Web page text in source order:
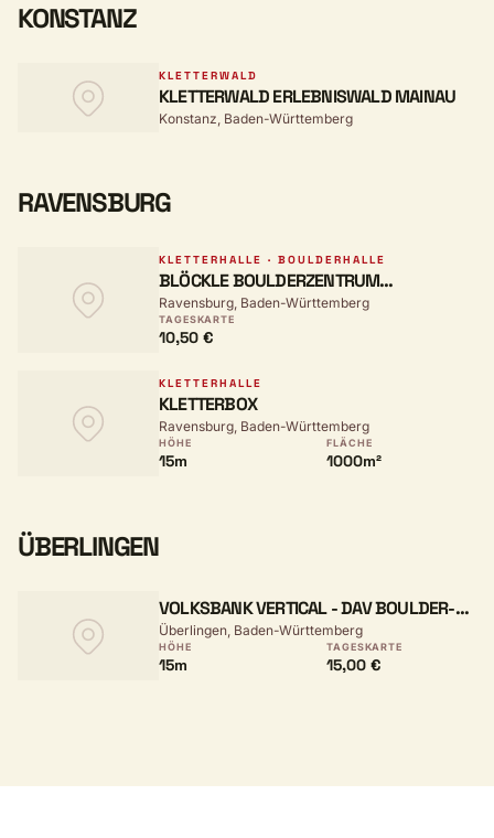
KONSTANZ
KLETTERWALD
KLETTERWALD ERLEBNISWALD MAINAU
Konstanz, Baden-Württemberg
RAVENSBURG
KLETTERHALLE · BOULDERHALLE
BLÖCKLE BOULDERZENTRUM
RAVENSBURG
Ravensburg, Baden-Württemberg
TAGESKARTE
10,50 €
KLETTERHALLE
KLETTERBOX
Ravensburg, Baden-Württemberg
HÖHE
15m
FLÄCHE
1000m²
ÜBERLINGEN
VOLKSBANK VERTICAL - DAV BOULDER-
UND KLETTERZENTRUM ÜBERLINGEN
Überlingen, Baden-Württemberg
HÖHE
15m
TAGESKARTE
15,00 €